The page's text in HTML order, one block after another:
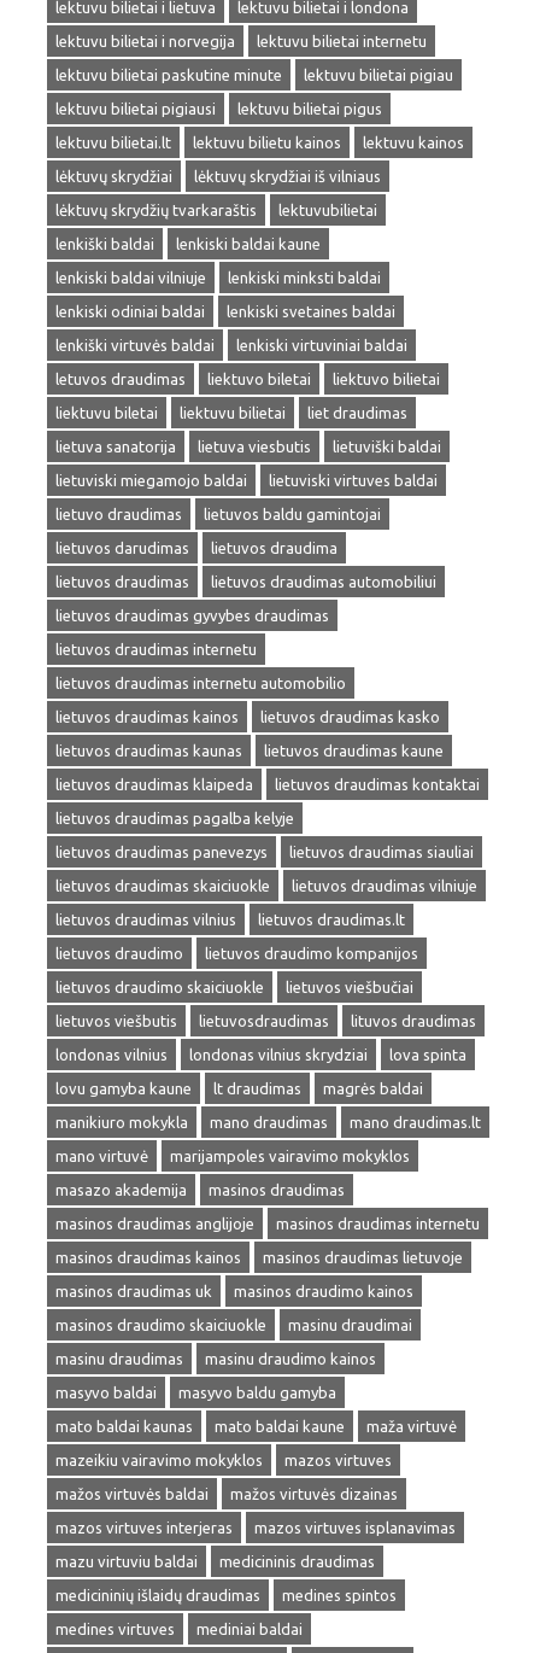
lektuvu bilietai i lietuva
lektuvu bilietai i londona
lektuvu bilietai i norvegija
lektuvu bilietai internetu
lektuvu bilietai paskutine minute
lektuvu bilietai pigiau
lektuvu bilietai pigiausi
lektuvu bilietai pigus
lektuvu bilietai.lt
lektuvu bilietu kainos
lektuvu kainos
lėktuvų skrydžiai
lėktuvų skrydžiai iš vilniaus
lėktuvų skrydžių tvarkaraštis
lektuvubilietai
lenkiški baldai
lenkiski baldai kaune
lenkiski baldai vilniuje
lenkiski minksti baldai
lenkiski odiniai baldai
lenkiski svetaines baldai
lenkiški virtuvės baldai
lenkiski virtuviniai baldai
letuvos draudimas
liektuvo biletai
liektuvo bilietai
liektuvu biletai
liektuvu bilietai
liet draudimas
lietuva sanatorija
lietuva viesbutis
lietuviški baldai
lietuviski miegamojo baldai
lietuviski virtuves baldai
lietuvo draudimas
lietuvos baldu gamintojai
lietuvos darudimas
lietuvos draudima
lietuvos draudimas
lietuvos draudimas automobiliui
lietuvos draudimas gyvybes draudimas
lietuvos draudimas internetu
lietuvos draudimas internetu automobilio
lietuvos draudimas kainos
lietuvos draudimas kasko
lietuvos draudimas kaunas
lietuvos draudimas kaune
lietuvos draudimas klaipeda
lietuvos draudimas kontaktai
lietuvos draudimas pagalba kelyje
lietuvos draudimas panevezys
lietuvos draudimas siauliai
lietuvos draudimas skaiciuokle
lietuvos draudimas vilniuje
lietuvos draudimas vilnius
lietuvos draudimas.lt
lietuvos draudimo
lietuvos draudimo kompanijos
lietuvos draudimo skaiciuokle
lietuvos viešbučiai
lietuvos viešbutis
lietuvosdraudimas
lituvos draudimas
londonas vilnius
londonas vilnius skrydziai
lova spinta
lovu gamyba kaune
lt draudimas
magrės baldai
manikiuro mokykla
mano draudimas
mano draudimas.lt
mano virtuvė
marijampoles vairavimo mokyklos
masazo akademija
masinos draudimas
masinos draudimas anglijoje
masinos draudimas internetu
masinos draudimas kainos
masinos draudimas lietuvoje
masinos draudimas uk
masinos draudimo kainos
masinos draudimo skaiciuokle
masinu draudimai
masinu draudimas
masinu draudimo kainos
masyvo baldai
masyvo baldu gamyba
mato baldai kaunas
mato baldai kaune
maža virtuvė
mazeikiu vairavimo mokyklos
mazos virtuves
mažos virtuvės baldai
mažos virtuvės dizainas
mazos virtuves interjeras
mazos virtuves isplanavimas
mazu virtuviu baldai
medicininis draudimas
medicininių išlaidų draudimas
medines spintos
medines virtuves
mediniai baldai